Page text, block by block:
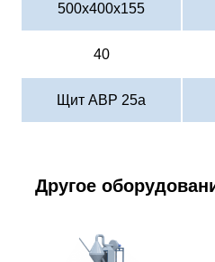
500х400х155
40
Щит АВР 25а
Другое